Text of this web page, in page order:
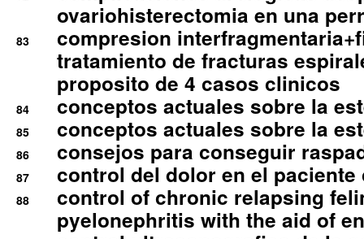
ovariohisterectomia en una
83
compresion
tratamiento de fracturas
proposito de 4 casos clinicos
84 conceptos actuales sobre la
85 conceptos actuales sobre la
86 consejos para conseguir
87 control del dolor en el
88
control of chronic relapsing
pyelonephritis with the aid of